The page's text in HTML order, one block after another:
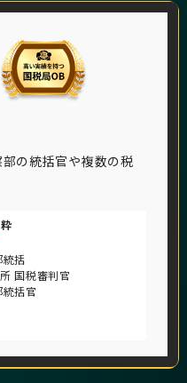
の統括官や複数の税
括
国税審判官
括官